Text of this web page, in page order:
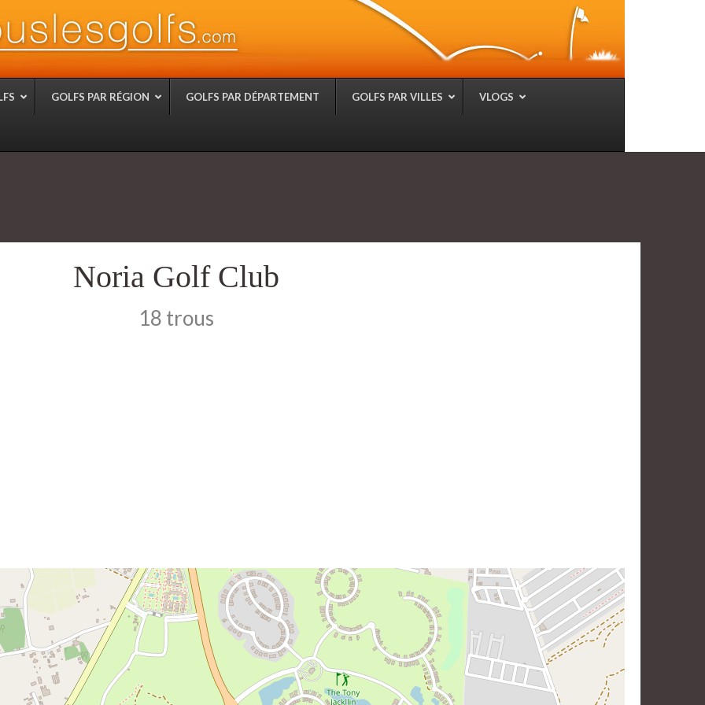
GOLFS PAR RÉGION GOLFS PAR DÉPARTEMENT GOLFS PAR VILLES VLOGS
Noria Golf Club
18 trous